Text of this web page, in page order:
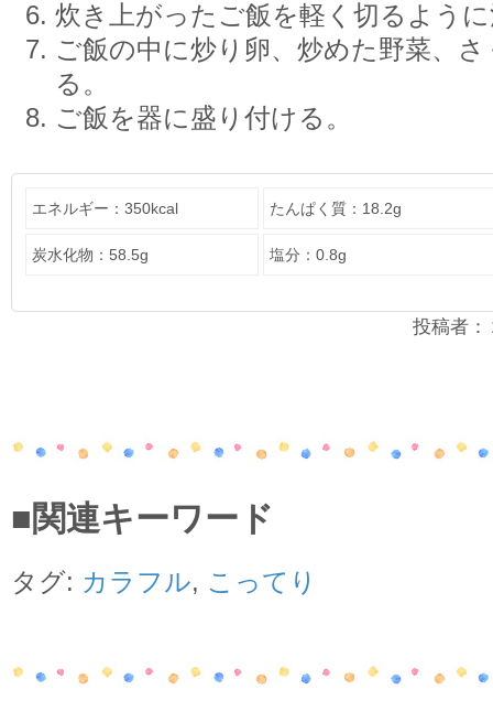
炊き上がったご飯を軽く切るよう
ご飯の中に炒り卵、炒めた野菜、
る。
ご飯を器に盛り付ける。
エネルギー：350kcal たんぱく質：18.2g
炭水化物：58.5g 塩分：0.8g
投稿者
■関連キーワード
タグ: カラフル, こってり